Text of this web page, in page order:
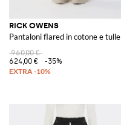
RICK OWENS
Pantaloni flared in cotone e tulle
960,00 €
624,00 €
-35%